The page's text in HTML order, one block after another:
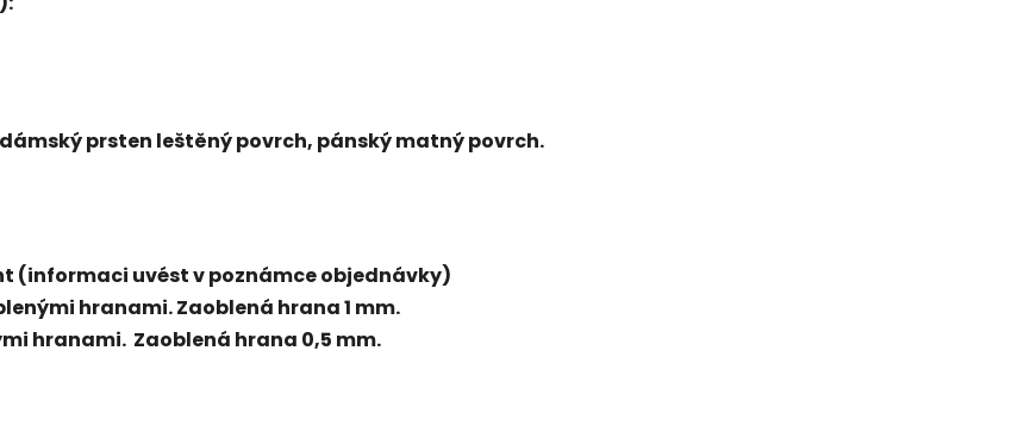
prsten leštěný povrch, pánský matný povrch.
(informaci uvést v poznámce objednávky)
hranami. Zaoblená hrana 1 mm.
hranami. Zaoblená hrana 0,5 mm.